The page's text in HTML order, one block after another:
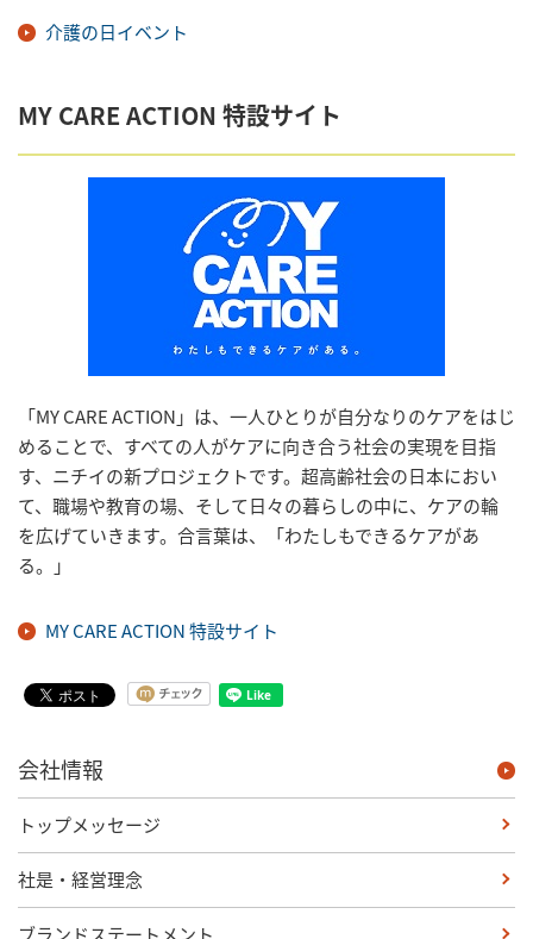
介護の日イベント
MY CARE ACTION 特設サイト
「MY CARE ACTION」は、一人ひとりが自分なりのケアをはじ
めることで、すべての人がケアに向き合う社会の実現を目指
す、ニチイの新プロジェクトです。超高齢社会の日本におい
て、職場や教育の場、そして日々の暮らしの中に、ケアの輪
を広げていきます。合言葉は、「わたしもできるケアがあ
る。」
MY CARE ACTION 特設サイト
会社情報
トップメッセージ
社是・経営理念